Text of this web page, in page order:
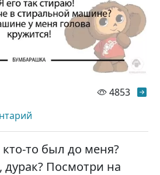
4853
то был до меня?
Посмотри на